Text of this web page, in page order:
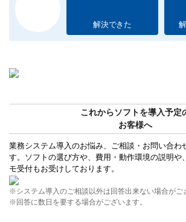
解決できた
これからソフトを導入予定
お客様へ
業務システム導入のお悩み、ご相談・お問い合わ
す。ソフトの選び方や、費用・動作環境の説明や
モ受付もお受けしております。
※システム導入のご相談以外は回答出来ない場合がご
※回答に数日を要する場合がございます。